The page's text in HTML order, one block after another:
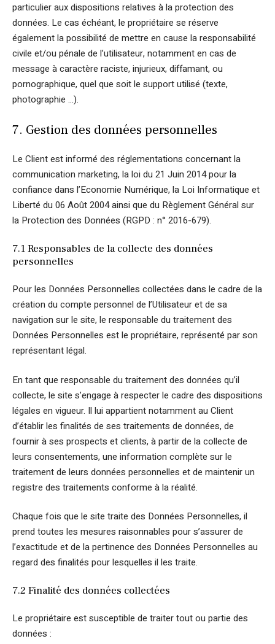
particulier aux dispositions relatives à la protection des
données. Le cas échéant, le propriétaire se réserve
également la possibilité de mettre en cause la responsabilité
civile et/ou pénale de l’utilisateur, notamment en cas de
message à caractère raciste, injurieux, diffamant, ou
pornographique, quel que soit le support utilisé (texte,
photographie …).
7. Gestion des données personnelles
Le Client est informé des réglementations concernant la
communication marketing, la loi du 21 Juin 2014 pour la
confiance dans l’Economie Numérique, la Loi Informatique et
Liberté du 06 Août 2004 ainsi que du Règlement Général sur
la Protection des Données (RGPD : n° 2016-679).
7.1 Responsables de la collecte des données
personnelles
Pour les Données Personnelles collectées dans le cadre de la
création du compte personnel de l’Utilisateur et de sa
navigation sur le site, le responsable du traitement des
Données Personnelles est le propriétaire, représenté par son
représentant légal.
En tant que responsable du traitement des données qu’il
collecte, le site s’engage à respecter le cadre des dispositions
légales en vigueur. Il lui appartient notamment au Client
d’établir les finalités de ses traitements de données, de
fournir à ses prospects et clients, à partir de la collecte de
leurs consentements, une information complète sur le
traitement de leurs données personnelles et de maintenir un
registre des traitements conforme à la réalité.
Chaque fois que le site traite des Données Personnelles, il
prend toutes les mesures raisonnables pour s’assurer de
l’exactitude et de la pertinence des Données Personnelles au
regard des finalités pour lesquelles il les traite.
7.2 Finalité des données collectées
Le propriétaire est susceptible de traiter tout ou partie des
données :